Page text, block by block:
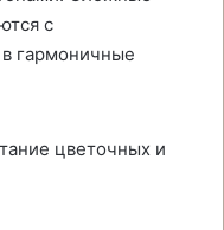
с
гармоничные